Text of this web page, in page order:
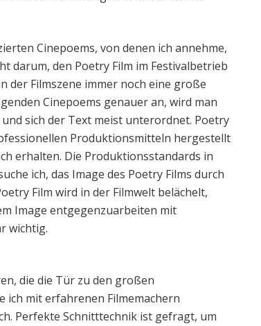
Cinepoems, von denen ich annehme,
darum, den Poetry Film im Festivalbetrieb
der Filmszene immer noch eine große
Cinepoems genauer an, wird man
sich der Text meist unterordnet. Poetry
Produktionsmitteln hergestellt
erhalten. Die Produktionsstandards in
ich, das Image des Poetry Films durch
Film wird in der Filmwelt belächelt,
Image entgegenzuarbeiten mit
wichtig.
die die Tür zu den großen
ich mit erfahrenen Filmemachern
Perfekte Schnitttechnik ist gefragt, um